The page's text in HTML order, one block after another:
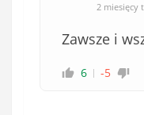
2 miesięcy
Zawsze i
6 -5